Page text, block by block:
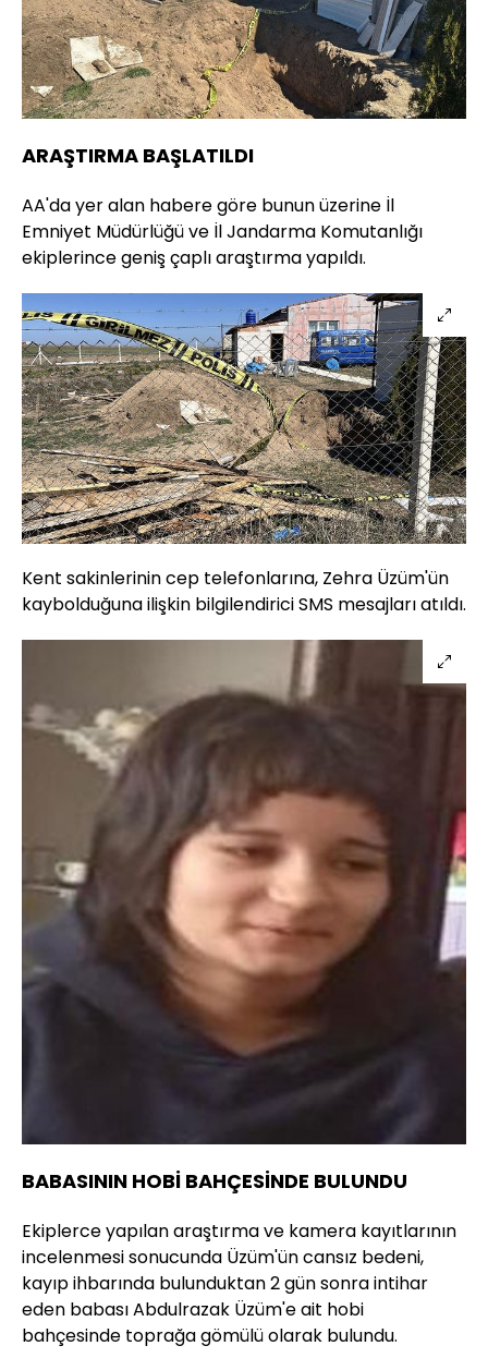
ARAŞTIRMA BAŞLATILDI
AA'da yer alan habere göre bunun üzerine İl
Emniyet Müdürlüğü ve İl Jandarma Komutanlığı
ekiplerince geniş çaplı araştırma yapıldı.
Kent sakinlerinin cep telefonlarına, Zehra Üzüm'ün
kaybolduğuna ilişkin bilgilendirici SMS mesajları atıldı.
BABASININ HOBİ BAHÇESİNDE BULUNDU
Ekiplerce yapılan araştırma ve kamera kayıtlarının
incelenmesi sonucunda Üzüm'ün cansız bedeni,
kayıp ihbarında bulunduktan 2 gün sonra intihar
eden babası Abdulrazak Üzüm'e ait hobi
bahçesinde toprağa gömülü olarak bulundu.